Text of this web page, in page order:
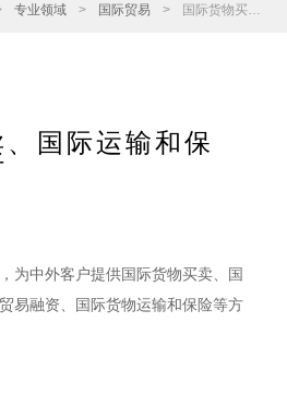
专业领域 > 国际贸易 > 国际货物买卖、国际运输和保险、国际支付
国际运输和保
为中外客户提供国际货物买卖、国
易融资、国际货物运输和保险等方